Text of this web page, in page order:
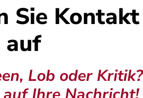
Sie Kontakt
auf
Lob oder